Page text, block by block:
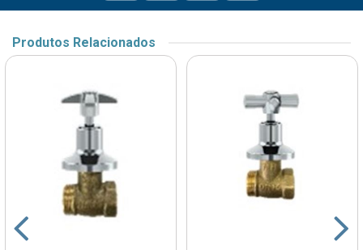
Produtos Relacionados